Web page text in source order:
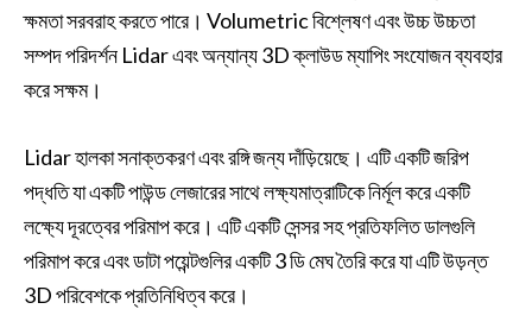
ক্ষমতা সরবরাহ করতে পারে। Volumetric বিশ্লেষণ এবং উচ্চ উচ্চতা
সম্পদ পরিদর্শন Lidar এবং অন্যান্য 3D ক্লাউড ম্যাপিং সংযোজন ব্যবহার
করে সক্ষম।
Lidar হালকা সনাক্তকরণ এবং রঙ্গি জন্য দাঁড়িয়েছে। এটি একটি জরিপ
পদ্ধতি যা একটি পাউন্ড লেজারের সাথে লক্ষ্যমাত্রাটিকে নির্মূল করে একটি
লক্ষ্যে দূরত্বের পরিমাপ করে। এটি একটি সেন্সর সহ প্রতিফলিত ডালগুলি
পরিমাপ করে এবং ডাটা পয়েন্টগুলির একটি 3 ডি মেঘ তৈরি করে যা এটি উড়ন্ত
3D পরিবেশকে প্রতিনিধিত্ব করে।